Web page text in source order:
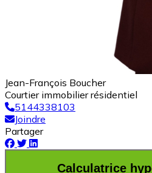
Jean-François Boucher
Courtier immobilier résidentiel
5144338103
Joindre
Partager
Calculatrice